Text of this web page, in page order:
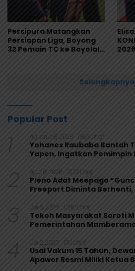
Persipura Matangkan
Persiapan Liga, Boyong
32 Pemain TC ke Boyolali
Selengkapnya
Popular Post
1 Agustus 6, 2026 1993 Lihat
Yohanes Raubaba Bantah
Yapen, Ingatkan Pemimpin
2 April 9, 2026 1379 Lihat
Pleno Adat Meepago
Freeport Diminta Berhenti,
3 Juli 6, 2026 1280 Lihat
Tokoh Masyarakat Soroti
Pemerintahan Mamberamo
4 Juli 2, 2026 1115 Lihat
Usai Vakum 15 Tahun,
Apawer Resmi Miliki Ketua